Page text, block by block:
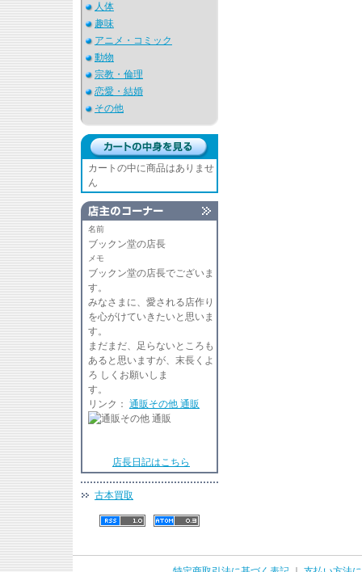
人体
趣味
アニメ・コミック
動物
宗教・倫理
恋愛・結婚
その他
カートの中に商品はありませ
ん
名前
ブックン堂の店長
メモ
ブックン堂の店長でございま
す
みなさまに、愛される店作り
を心がけていきたいと思いま
す。
まだまだ、足らないところも
あると思いますが、末長くよ
ろ しくお願いしま
リンク： 通販その他 通販
店長日記はこちら
古本買取